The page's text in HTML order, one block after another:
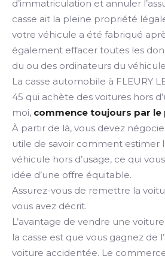
d’immatriculation et annuler
casse ait la pleine propriété
votre véhicule a été fabriqué
également effacer toutes les
du ou des ordinateurs du
La casse automobile à FLEURY
45 qui achète des voitures hors
moi, commence toujours par le
À partir de là, vous devez
utile de savoir comment estimer
véhicule hors d’usage, ce qui
idée d’une offre équitable.
Assurez-vous de remettre la
vous avez décrit.
L’avantage de vendre une
la casse est que vous gagnez de
voiture accidentée. Le